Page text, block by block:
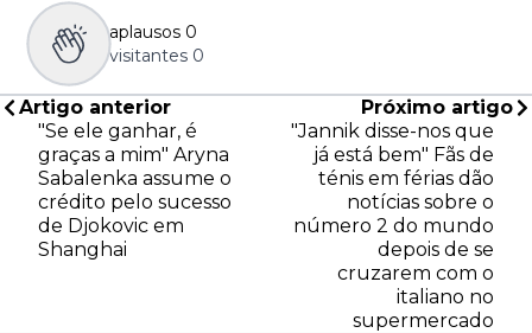
aplausos 0
visitantes 0
Artigo anterior
"Se ele ganhar, é
graças a mim" Aryna
Sabalenka assume o
crédito pelo sucesso
de Djokovic em
Shanghai
Próximo artigo
"Jannik disse-nos que
já está bem" Fãs de
ténis em férias dão
notícias sobre o
número 2 do mundo
depois de se
cruzarem com o
italiano no
supermercado